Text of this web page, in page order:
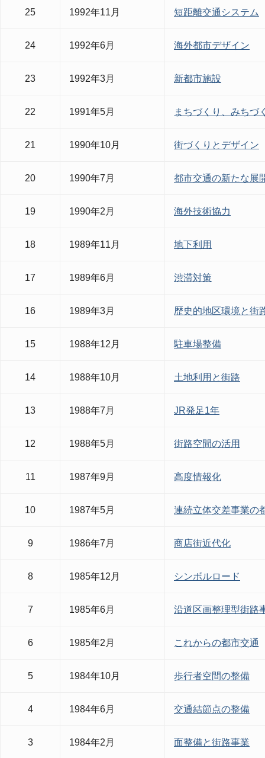
25 1992年11月 短距離交通システム
24 1992年6月 海外都市デザイン
23 1992年3月 新都市施設
22 1991年5月 まちづくり、みちづ
21 1990年10月 街づくりとデザイン
20 1990年7月 都市交通の新たな展
19 1990年2月 海外技術協力
18 1989年11月 地下利用
17 1989年6月 渋滞対策
16 1989年3月 歴史的地区環境と街
15 1988年12月 駐車場整備
14 1988年10月 土地利用と街路
13 1988年7月 JR発足1年
12 1988年5月 街路空間の活用
11 1987年9月 高度情報化
10 1987年5月 連続立体交差事業の
9 1986年7月 商店街近代化
8 1985年12月 シンボルロード
7 1985年6月 沿道区画整理型街路
6 1985年2月 これからの都市交通
5 1984年10月 歩行者空間の整備
4 1984年6月 交通結節点の整備
3 1984年2月 面整備と街路事業